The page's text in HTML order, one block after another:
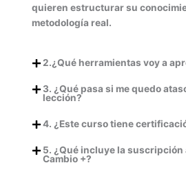
quieren estructurar su
metodología real.
2.¿Qué herramientas voy a
3. ¿Qué pasa si me quedo
lección?
4. ¿Este curso tiene
5. ¿Qué incluye la suscripción
Cambio +?